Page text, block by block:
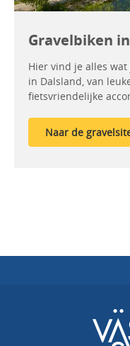
Gravelbiken
Hier vind je alles
in Dalsland, van
fietsvriendelijke
Naar de